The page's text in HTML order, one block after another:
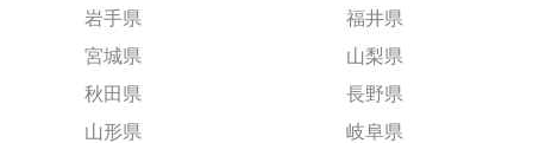
岩手県
宮城県
秋田県
山形県
福井県
山梨県
長野県
岐阜県